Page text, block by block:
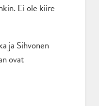
Ei ole kiire
ja Sihvonen
ovat